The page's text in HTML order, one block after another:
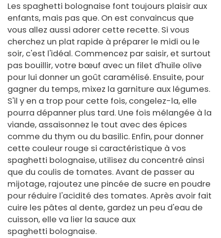
Les spaghetti bolognaise font toujours plaisir aux
enfants, mais pas que. On est convaincus que
vous allez aussi adorer cette recette. Si vous
cherchez un plat rapide à préparer le midi ou le
soir, c'est l'idéal. Commencez par saisir, et surtout
pas bouillir, votre bœuf avec un filet d'huile olive
pour lui donner un goût caramélisé. Ensuite, pour
gagner du temps, mixez la garniture aux légumes.
S'il y en a trop pour cette fois, congelez-la, elle
pourra dépanner plus tard. Une fois mélangée à la
viande, assaisonnez le tout avec des épices
comme du thym ou du basilic. Enfin, pour donner
cette couleur rouge si caractéristique à vos
spaghetti bolognaise, utilisez du concentré ainsi
que du coulis de tomates. Avant de passer au
mijotage, rajoutez une pincée de sucre en poudre
pour réduire l'acidité des tomates. Après avoir fait
cuire les pâtes al dente, gardez un peu d'eau de
cuisson, elle va lier la sauce aux
spaghetti bolognaise.